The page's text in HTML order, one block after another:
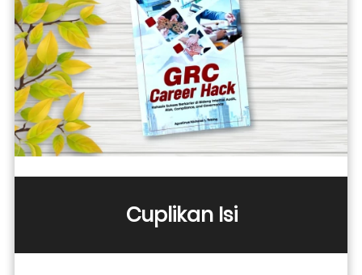
Cuplikan Isi